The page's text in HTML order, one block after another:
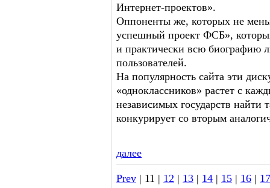
Интернет-проектов».
Оппоненты же, которых не
успешный проект ФСБ»,
и практически всю биографию
пользователей.
На популярность сайта эти
«одноклассников» растет с
независимых государств найти
конкурирует со вторым
далее
Prev | 11 | 12 | 13 | 14 | 15 | 16 | 17